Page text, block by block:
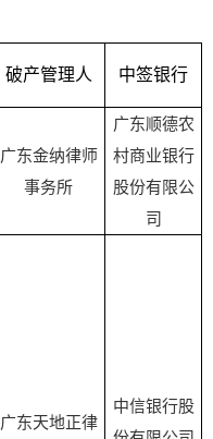
破产管理人 中签银行
广东金纳律师
事务所
广东顺德农
村商业银行
股份有限公
司
广东天地正律
中信银行股